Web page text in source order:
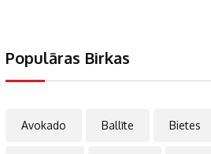
Populāras Birkas
Avokado Ballīte Bietes